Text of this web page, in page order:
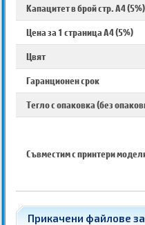
Капацитет в брой стр. A4 (5%)
Цена за 1 страница A4 (5%)
Цвят
Гаранционен срок
Тегло с опаковка (без
Съвместим с принтери
Прикачени файлове